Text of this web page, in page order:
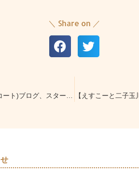
＼ Share on ／